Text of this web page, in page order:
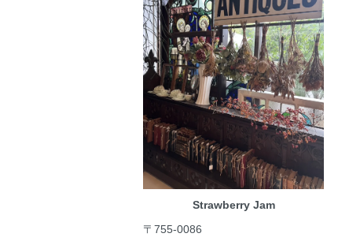
Strawberry Jam
〒755-0086